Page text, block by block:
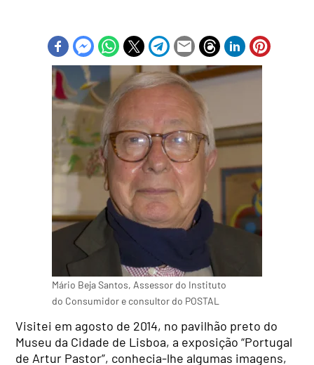
Mário Beja Santos, Assessor do Instituto
do Consumidor e consultor do POSTAL
Visitei em agosto de 2014, no pavilhão preto do
Museu da Cidade de Lisboa, a exposição “Portugal
de Artur Pastor”, conhecia-lhe algumas imagens,